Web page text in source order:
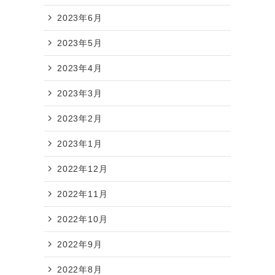
2023年6月
2023年5月
2023年4月
2023年3月
2023年2月
2023年1月
2022年12月
2022年11月
2022年10月
2022年9月
2022年8月